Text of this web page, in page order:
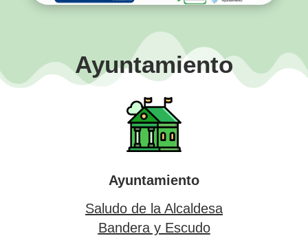
Ayuntamiento
Ayuntamiento
Saludo de la Alcaldesa
Bandera y Escudo